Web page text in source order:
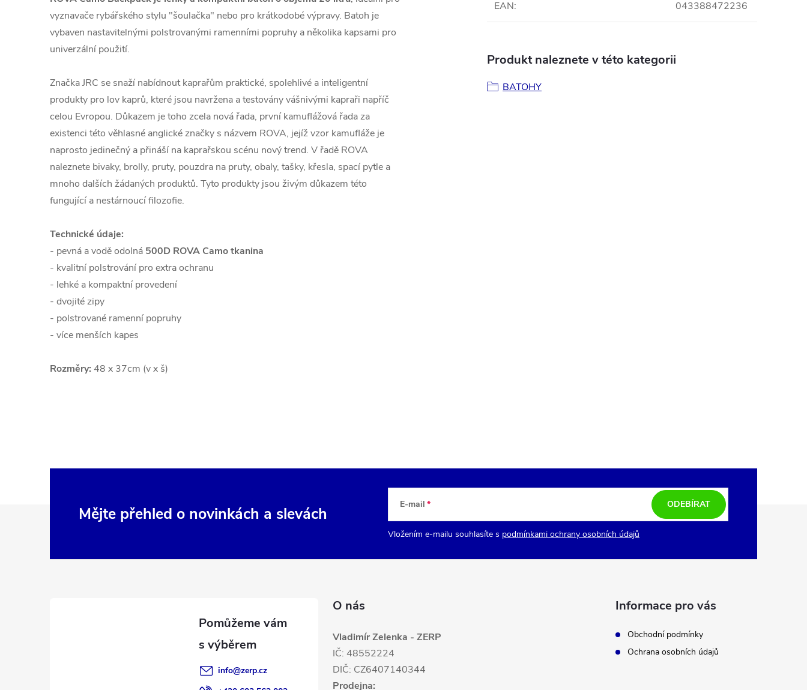
vyznavače rybářského stylu "šoulačka" nebo pro krátkodobé výpravy. Batoh je
vybaven nastavitelnými polstrovanými ramenními popruhy a několika kapsami pro
univerzální použití.
Značka JRC se snaží nabídnout kaprařům praktické, spolehlivé a inteligentní
produkty pro lov kaprů, které jsou navržena a testovány vášnivými kapraři napříč
celou Evropou. Důkazem je toho zcela nová řada, první kamuflážová řada za
existenci této věhlasné anglické značky s názvem ROVA, jejíž vzor kamufláže je
naprosto jedinečný a přináší na kaprařskou scénu nový trend. V řadě ROVA
naleznete bivaky, brolly, pruty, pouzdra na pruty, obaly, tašky, křesla, spací pytle a
mnoho dalších žádaných produktů. Tyto produkty jsou živým důkazem této
fungující a nestárnoucí filozofie.
Technické údaje:
- pevná a vodě odolná 500D ROVA Camo tkanina
- kvalitní polstrování pro extra ochranu
- lehké a kompaktní provedení
- dvojité zipy
- polstrované ramenní popruhy
- více menších kapes
Rozměry: 48 x 37cm (v x š)
EAN: 043388472236
Produkt naleznete v této kategorii
BATOHY
Mějte přehled o novinkách a slevách E-mail
Vložením e-mailu souhlasíte s podmínkami ochrany osobních údajů
ODEBÍRAT
info@zerp.cz
O nás
Vladimír Zelenka - ZERP
IČ: 48552224
DIČ: CZ6407140344
Prodejna:
Informace pro vás
Obchodní podmínky
Ochrana osobních údajů